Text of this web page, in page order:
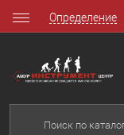
Определение